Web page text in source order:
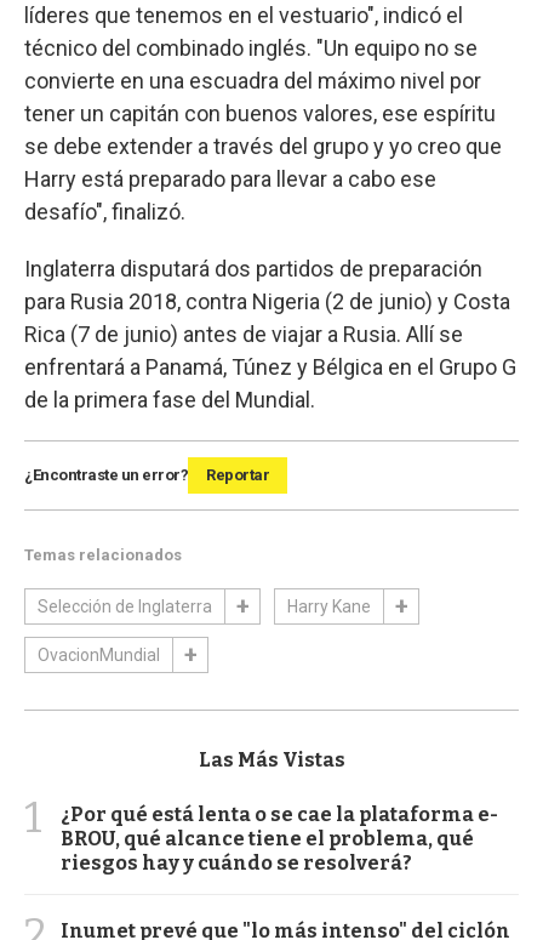
líderes que tenemos en el vestuario", indicó el
técnico del combinado inglés. "Un equipo no se
convierte en una escuadra del máximo nivel por
tener un capitán con buenos valores, ese espíritu
se debe extender a través del grupo y yo creo que
Harry está preparado para llevar a cabo ese
desafío", finalizó.
Inglaterra disputará dos partidos de preparación
para Rusia 2018, contra Nigeria (2 de junio) y Costa
Rica (7 de junio) antes de viajar a Rusia. Allí se
enfrentará a Panamá, Túnez y Bélgica en el Grupo G
de la primera fase del Mundial.
¿Encontraste un error? Reportar
Temas relacionados
Selección de Inglaterra Harry Kane
OvacionMundial
Las Más Vistas
1
¿Por qué está lenta o se cae la plataforma e-
BROU, qué alcance tiene el problema, qué
riesgos hay y cuándo se resolverá?
Inumet prevé que "lo más intenso" del ciclón